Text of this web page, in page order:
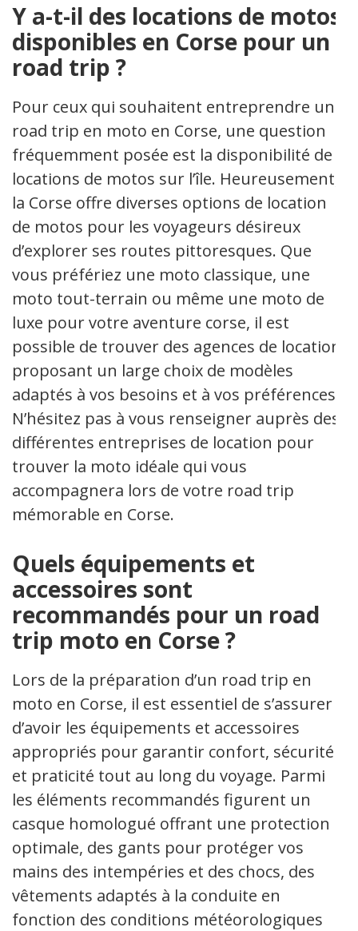
Y a-t-il des locations de motos
disponibles en Corse pour un
road trip ?
Pour ceux qui souhaitent entreprendre un
road trip en moto en Corse, une question
fréquemment posée est la disponibilité de
locations de motos sur l’île. Heureusement,
la Corse offre diverses options de location
de motos pour les voyageurs désireux
d’explorer ses routes pittoresques. Que
vous préfériez une moto classique, une
moto tout-terrain ou même une moto de
luxe pour votre aventure corse, il est
possible de trouver des agences de location
proposant un large choix de modèles
adaptés à vos besoins et à vos préférences.
N’hésitez pas à vous renseigner auprès des
différentes entreprises de location pour
trouver la moto idéale qui vous
accompagnera lors de votre road trip
mémorable en Corse.
Quels équipements et
accessoires sont
recommandés pour un road
trip moto en Corse ?
Lors de la préparation d’un road trip en
moto en Corse, il est essentiel de s’assurer
d’avoir les équipements et accessoires
appropriés pour garantir confort, sécurité
et praticité tout au long du voyage. Parmi
les éléments recommandés figurent un
casque homologué offrant une protection
optimale, des gants pour protéger vos
mains des intempéries et des chocs, des
vêtements adaptés à la conduite en
fonction des conditions météorologiques